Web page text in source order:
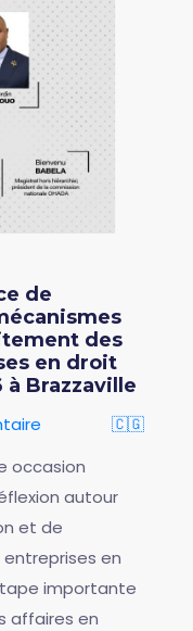
de
des
en droit
à Brazzaville
🇨🇬
occasion
autour
et de
en
importante
affaires en